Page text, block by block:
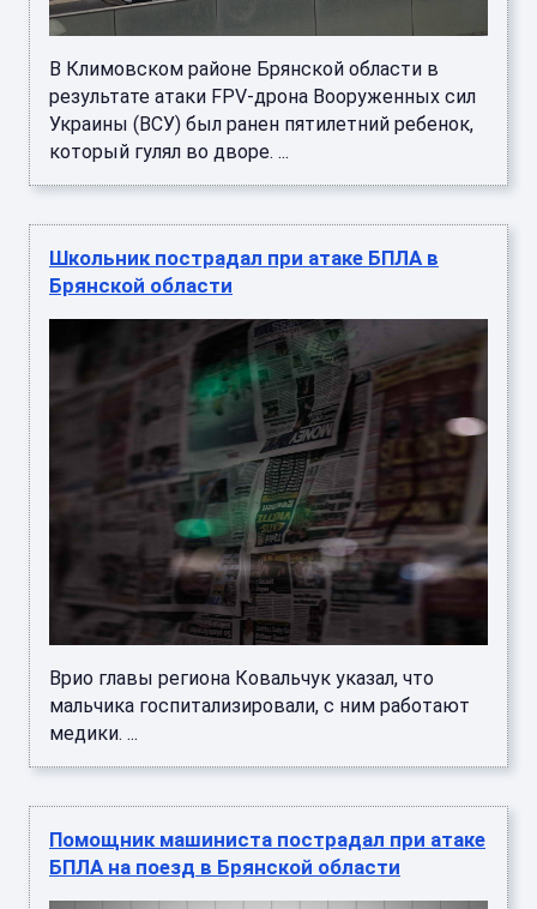
В Климовском районе Брянской области в
результате атаки FPV-дрона Вооруженных сил
Украины (ВСУ) был ранен пятилетний ребенок,
который гулял во дворе. ...
Школьник пострадал при атаке БПЛА в
Брянской области
Врио главы региона Ковальчук указал, что
мальчика госпитализировали, с ним работают
медики. ...
Помощник машиниста пострадал при атаке
БПЛА на поезд в Брянской области